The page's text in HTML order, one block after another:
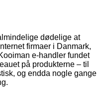
dødelige at
firmaer i Danmark,
e-handler fundet
på produkterne – til
og endda nogle gange